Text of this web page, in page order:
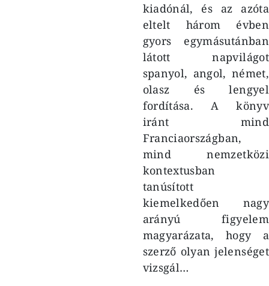
kiadónál, és az azóta
eltelt három évben
gyors egymásutánban
látott napvilágot
spanyol, angol, német,
olasz és lengyel
fordítása. A könyv
iránt mind
Franciaországban,
mind nemzetközi
kontextusban
tanúsított
kiemelkedően nagy
arányú figyelem
magyarázata, hogy a
szerző olyan jelenséget
vizsgál…